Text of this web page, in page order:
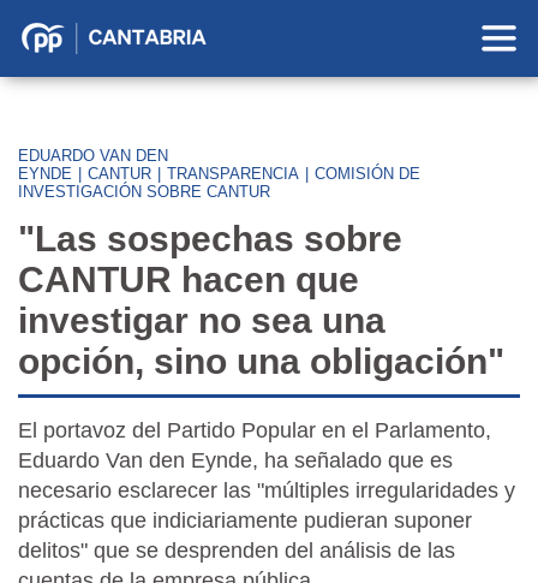
Partido
Cantabria
EDUARDO VAN DEN
EYNDE
CANTUR TRANSPARENCIA
COMISIÓN DE
INVESTIGACIÓN SOBRE CANTUR
"Las sospechas sobre
CANTUR hacen que
investigar no sea una
opción, sino una obligación"
El portavoz del Partido Popular en el Parlamento,
Eduardo Van den Eynde, ha señalado que es
necesario esclarecer las "múltiples irregularidades y
prácticas que indiciariamente pudieran suponer
delitos" que se desprenden del análisis de las